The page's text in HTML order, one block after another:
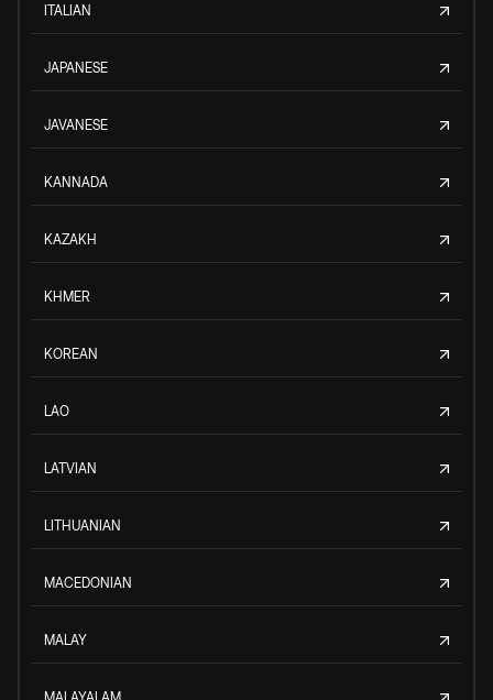
ITALIAN
JAPANESE
JAVANESE
KANNADA
KAZAKH
KHMER
KOREAN
LAO
LATVIAN
LITHUANIAN
MACEDONIAN
MALAY